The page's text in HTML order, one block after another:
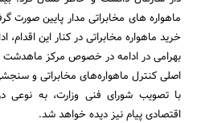
ماهواره های مخابراتی مدار پایین صورت
خرید ماهواره مخابراتی در کنار این اقدام،
بهرامی در ادامه در خصوص مرکز ماهدشت
اصلی کنترل ماهواره‌های مخابراتی و
با تصویب شورای فنی وزارت، به
اقتصادی پیام نیز دیده خواهد شد.